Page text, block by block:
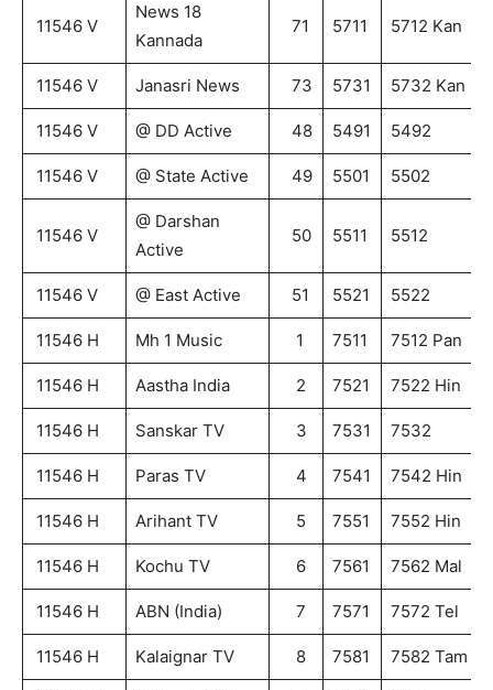
11546 V
News 18
Kannada
71 5711 5712 Kan
11546 V Janasri News 73 5731 5732 Kan
11546 V @ DD Active 48 5491 5492
11546 V @ State Active 49 5501 5502
11546 V
@ Darshan
Active
50 5511 5512
11546 V @ East Active 51 5521 5522
11546 H Mh 1 Music 1 7511 7512 Pan
11546 H Aastha India 2 7521 7522 Hin
11546 H Sanskar TV 3 7531 7532
11546 H Paras TV 4 7541 7542 Hin
11546 H Arihant TV 5 7551 7552 Hin
11546 H Kochu TV 6 7561 7562 Mal
11546 H ABN (India) 7 7571 7572 Tel
11546 H Kalaignar TV 8 7581 7582 Tam